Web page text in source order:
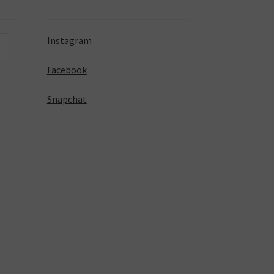
Instagram
Facebook
Snapchat